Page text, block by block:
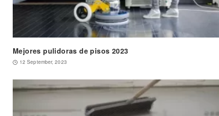
Mejores pulidoras de pisos 2023
12 September, 2023